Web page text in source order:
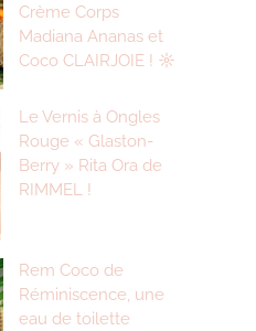
Crème Corps
Madiana Ananas et
Coco CLAIRJOIE ! ☼
Le Vernis à Ongles
Rouge « Glaston-
Berry » Rita Ora de
RIMMEL !
Rem Coco de
Réminiscence, une
eau de toilette